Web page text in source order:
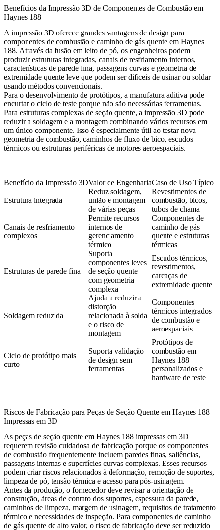
Benefícios da Impressão 3D de Componentes de Combustão em
Haynes 188
A impressão 3D oferece grandes vantagens de design para
componentes de combustão e caminho de gás quente em Haynes
188. Através da fusão em leito de pó, os engenheiros podem
produzir estruturas integradas, canais de resfriamento internos,
características de parede fina, passagens curvas e geometria de
extremidade quente leve que podem ser difíceis de usinar ou soldar
usando métodos convencionais.
Para o desenvolvimento de protótipos, a manufatura aditiva pode
encurtar o ciclo de teste porque não são necessárias ferramentas.
Para estruturas complexas de seção quente, a impressão 3D pode
reduzir a soldagem e a montagem combinando vários recursos em
um único componente. Isso é especialmente útil ao testar nova
geometria de combustão, caminhos de fluxo de bico, escudos
térmicos ou estruturas periféricas de motores aeroespaciais.
Benefício da Impressão 3DValor de EngenhariaCaso de Uso Típico
Estrutura integrada
Reduz soldagem,
união e montagem
de várias peças
Revestimentos de
combustão, bicos,
tubos de chama
Canais de resfriamento
complexos
Permite recursos
internos de
gerenciamento
térmico
Componentes de
caminho de gás
quente e estruturas
térmicas
Estruturas de parede fina
Suporta
componentes leves
de seção quente
com geometria
complexa
Escudos térmicos,
revestimentos,
carcaças de
extremidade quente
Soldagem reduzida
Ajuda a reduzir a
distorção
relacionada à solda
e o risco de
montagem
Componentes
térmicos integrados
de combustão e
aeroespaciais
Ciclo de protótipo mais
curto
Suporta validação
de design sem
ferramentas
Protótipos de
combustão em
Haynes 188
personalizados e
hardware de teste
Riscos de Fabricação para Peças de Seção Quente em Haynes 188
Impressas em 3D
As peças de seção quente em Haynes 188 impressas em 3D
requerem revisão cuidadosa de fabricação porque os componentes
de combustão frequentemente incluem paredes finas, saliências,
passagens internas e superfícies curvas complexas. Esses recursos
podem criar riscos relacionados à deformação, remoção de suportes,
limpeza de pó, tensão térmica e acesso para pós-usinagem.
Antes da produção, o fornecedor deve revisar a orientação de
construção, áreas de contato dos suportes, espessura da parede,
caminhos de limpeza, margem de usinagem, requisitos de tratamento
térmico e necessidades de inspeção. Para componentes de caminho
de gás quente de alto valor, o risco de fabricação deve ser reduzido